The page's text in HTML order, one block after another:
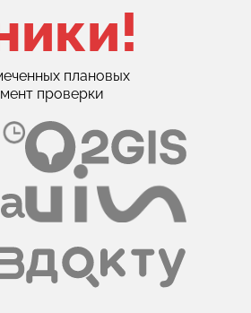
плановых
проверки